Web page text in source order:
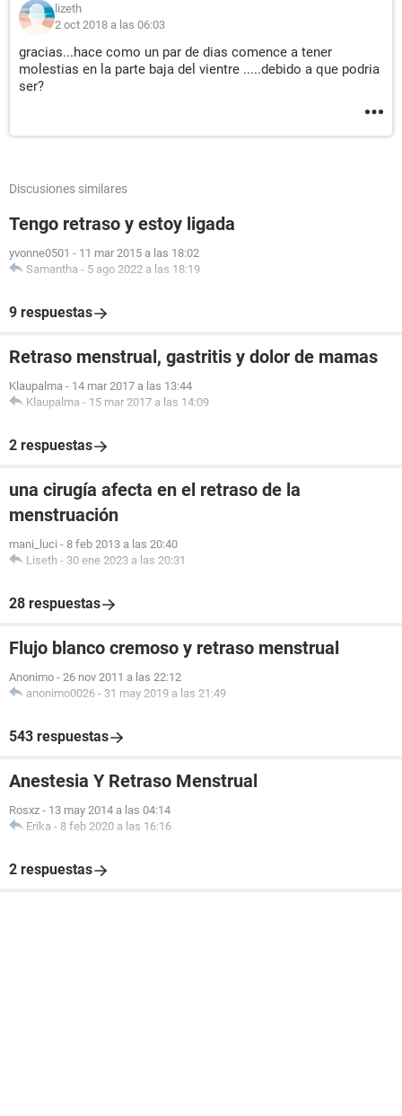
lizeth
2 oct 2018 a las 06:03
gracias...hace como un par de dias comence a tener
molestias en la parte baja del vientre .....debido a que podria
ser?
Discusiones similares
Tengo retraso y estoy ligada
yvonne0501 - 11 mar 2015 a las 18:02
Samantha - 5 ago 2022 a las 18:19
9 respuestas
Retraso menstrual, gastritis y dolor de mamas
Klaupalma - 14 mar 2017 a las 13:44
Klaupalma - 15 mar 2017 a las 14:09
2 respuestas
una cirugía afecta en el retraso de la
menstruación
mani_luci - 8 feb 2013 a las 20:40
Liseth - 30 ene 2023 a las 20:31
28 respuestas
Flujo blanco cremoso y retraso menstrual
Anonimo - 26 nov 2011 a las 22:12
anonimo0026 - 31 may 2019 a las 21:49
543 respuestas
Anestesia Y Retraso Menstrual
Rosxz - 13 may 2014 a las 04:14
Erika - 8 feb 2020 a las 16:16
2 respuestas